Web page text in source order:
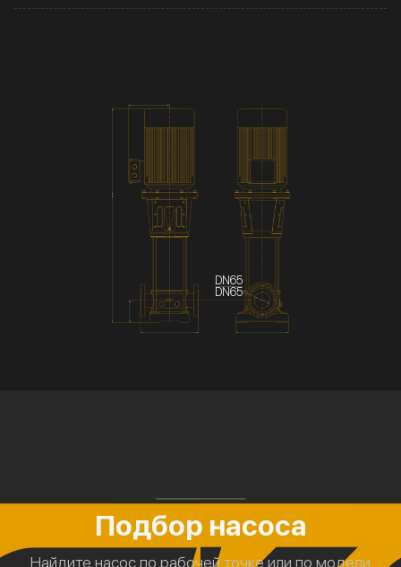
DN65
DN65
Подбор насоса
Найдите насос по рабочей точке или по модели